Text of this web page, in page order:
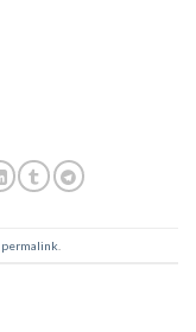
permalink